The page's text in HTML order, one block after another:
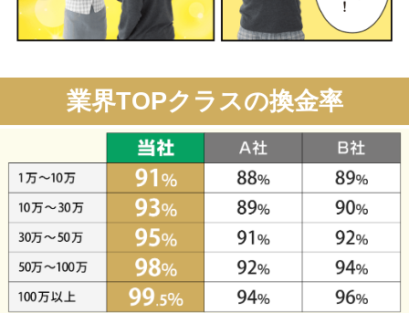
業界TOPクラスの換金率